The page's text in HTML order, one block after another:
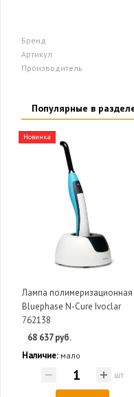
Бренд
Артикул
Производитель
Популярные в
Новинка
Лампа полимеризационная
Bluephase N-Cure Ivoclar
762138
68 637 руб.
Наличие: мало
шт